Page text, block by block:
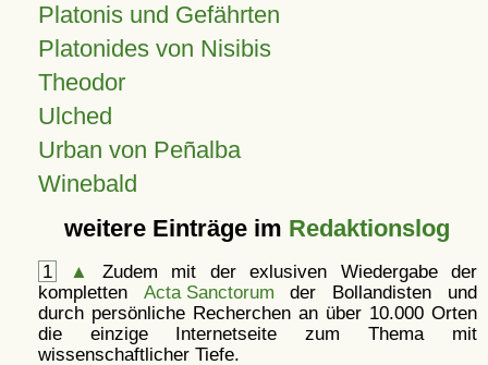
Platonis und Gefährten
Platonides von Nisibis
Theodor
Ulched
Urban von Peñalba
Winebald
weitere Einträge im Redaktionslog
1 ▲
Zudem mit der exlusiven Wiedergabe der
kompletten Acta Sanctorum der Bollandisten und
durch persönliche Recherchen an über 10.000 Orten
die einzige Internetseite zum Thema mit
wissenschaftlicher Tiefe.